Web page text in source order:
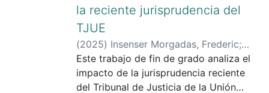
evolución reciente de las fusiones y
adquisiciones en Europa, su relación
con la concentración del mercado y los
factores que impulsan o limitan estos
procesos. Mediante el análisis de casos
reales se identifica los elementos clave
la reciente jurisprudencia del
TJUE
(2025) Insenser Morgadas, Frederic;
Olay Paz, Ma. Isabel (María Isabel)
Este trabajo de fin de grado analiza el
impacto de la jurisprudencia reciente
del Tribunal de Justicia de la Unión